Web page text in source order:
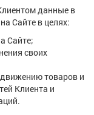
данные в
Сайте в целях:
Сайте;
своих
товаров и
Клиента и